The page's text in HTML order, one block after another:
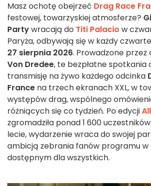
Masz ochotę obejrzeć Drag Race
festowej, towarzyskiej atmosferze?
Partywracają do Titi Palacio w
Paryża, odbywają się w każdy
27 sierpnia 2026. Prowadzone przez
Von Dredee, te bezpłatne spotkania
transmisję na żywo każdego odcinka
France na trzech ekranach XXL, w
występów drag, wspólnego
różniących się co tydzień. Po edycji
zgromadziła ponad 1 600
lecie, wydarzenie wraca do swojej
ambicją zebrania fanów programu w
dostępnym dla wszystkich.